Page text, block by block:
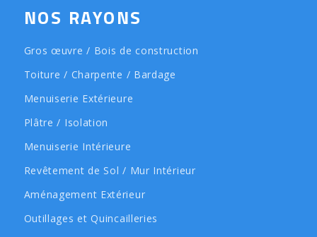
NOS RAYONS
Gros œuvre / Bois de construction
Toiture / Charpente / Bardage
Menuiserie Extérieure
Plâtre / Isolation
Menuiserie Intérieure
Revêtement de Sol / Mur Intérieur
Aménagement Extérieur
Outillages et Quincailleries